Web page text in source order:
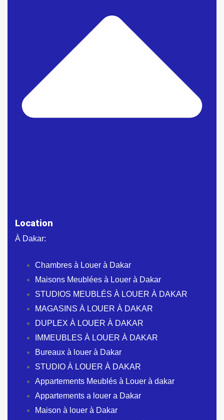
Location
À Dakar:
Chambres à Louer à Dakar
Maisons Meublées à Louer à Dakar
STUDIOS MEUBLÉS À LOUER À DAKAR
MAGASINS À LOUER À DAKAR
DUPLEX À LOUER À DAKAR
IMMEUBLES À LOUER À DAKAR
Bureaux à louer à Dakar
STUDIO À LOUER À DAKAR
Appartements Meublés à Louer à dakar
Appartements a louer a Dakar
Maison à louer à Dakar